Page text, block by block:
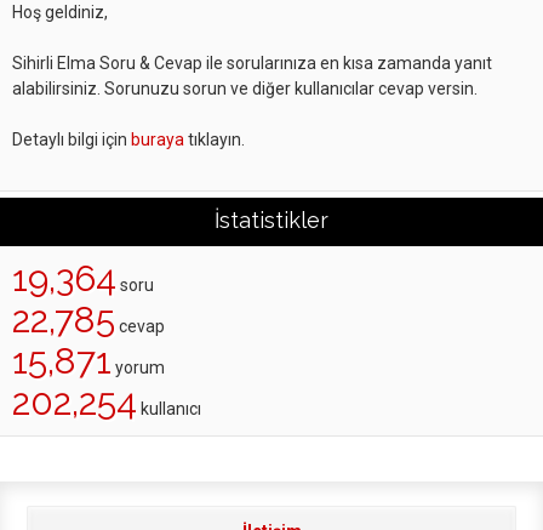
Hoş geldiniz,
Sihirli Elma Soru & Cevap ile sorularınıza en kısa zamanda yanıt
alabilirsiniz. Sorunuzu sorun ve diğer kullanıcılar cevap versin.
Detaylı bilgi için buraya tıklayın.
İstatistikler
19,364 soru
22,785 cevap
15,871 yorum
202,254 kullanıcı